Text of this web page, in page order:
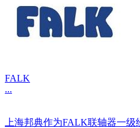
FALK
...
上海邦典作为FALK联轴器一级